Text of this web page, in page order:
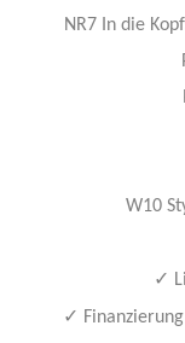
NR7 In die
W10
✓
✓